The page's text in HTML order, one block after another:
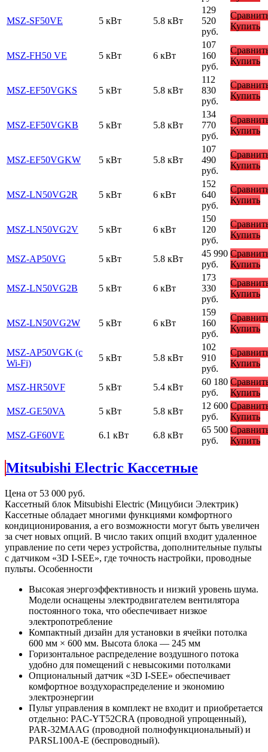
MSZ-SF50VE 5 кВт 5.8 кВт
129
520
руб.
Купить
MSZ-FH50 VE 5 кВт 6 кВт
107
160
руб.
Купить
MSZ-EF50VGKS 5 кВт 5.8 кВт
112
830
руб.
Купить
MSZ-EF50VGKB 5 кВт 5.8 кВт
134
770
руб.
Купить
MSZ-EF50VGKW 5 кВт 5.8 кВт
107
490
руб.
Купить
MSZ-LN50VG2R 5 кВт 6 кВт
152
640
руб.
Купить
MSZ-LN50VG2V 5 кВт 6 кВт
150
120
руб.
Купить
MSZ-AP50VG 5 кВт 5.8 кВт
45 990
руб.
Купить
MSZ-LN50VG2B 5 кВт 6 кВт
173
330
руб.
Купить
MSZ-LN50VG2W 5 кВт 6 кВт
159
160
руб.
Купить
MSZ-AP50VGK (с
Wi-Fi)
5 кВт 5.8 кВт
102
910
руб.
Купить
MSZ-HR50VF 5 кВт 5.4 кВт
60 180
руб.
Купить
MSZ-GE50VA
5 кВт 5.8 кВт
12 600
руб.
Купить
MSZ-GF60VE
6.1 кВт 6.8 кВт
65 500
руб.
Купить
Mitsubishi Electric Кассетные
Цена от 53 000 руб.
Кассетный блок Mitsubishi Electric (Мицубиси Электрик)
Кассетные обладает многими функциями комфортного
кондиционирования, а его возможности могут быть увеличен
за счет новых опций. В число таких опций входит удаленное
управление по сети через устройства, дополнительные пульты
с датчиком «3D I-SEE», где точность настройки, проводные
пульты. Особенности
Высокая энергоэффективность и низкий уровень шума.
Модели оснащены электродвигателем вентилятора
постоянного тока, что обеспечивает низкое
электропотребление
Компактный дизайн для установки в ячейки потолка
600 мм × 600 мм. Высота блока — 245 мм
Горизонтальное раcпределение воздушного потока
удобно для помещений с невысокими потолками
Опциональный датчик «3D I-SEE» обеспечивает
комфортное воздухораспределение и экономию
электроэнергии
Пульт управления в комплект не входит и приобретается
отдельно: PAC-YT52CRA (проводной упрощенный),
PAR-32MAAG (проводной полнофункциональный) и
PARSL100A-E (беспроводный).